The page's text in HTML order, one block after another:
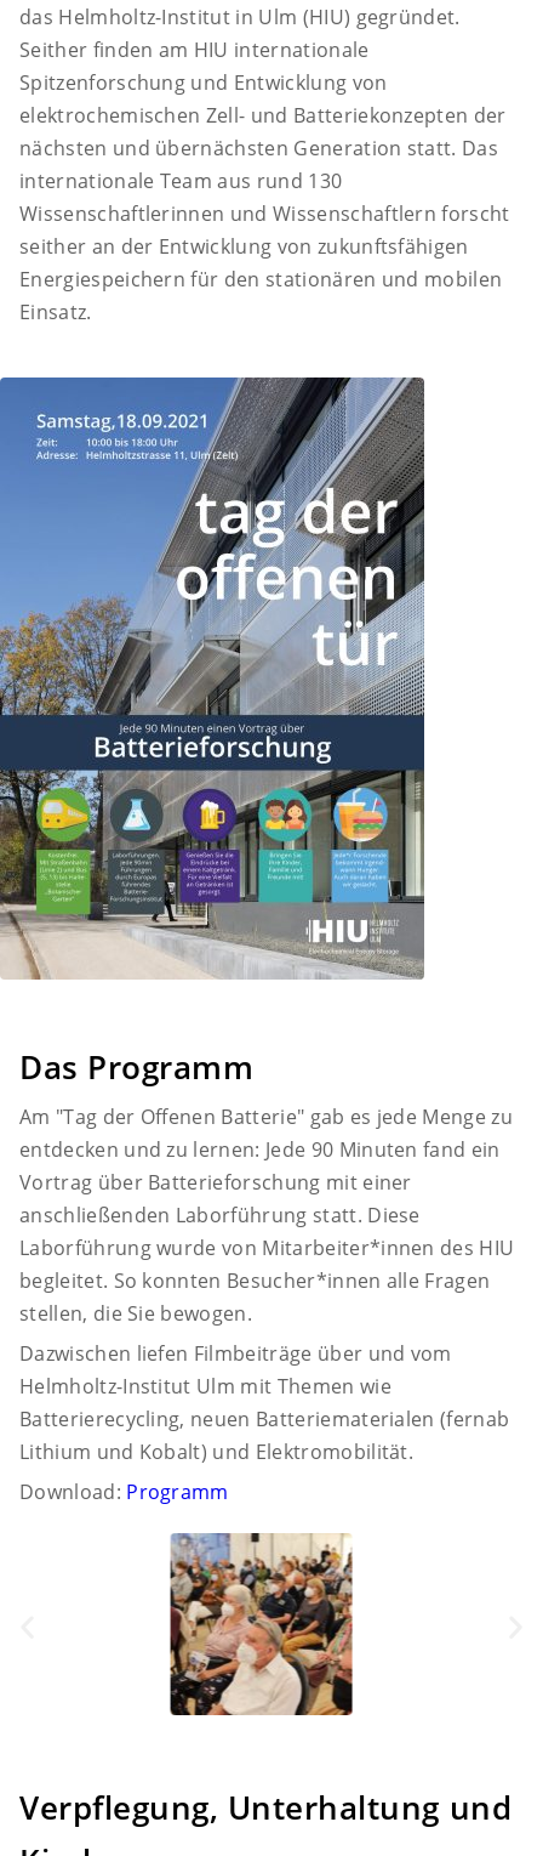
das Helmholtz-Institut in Ulm (HIU) gegründet.
Seither finden am HIU internationale
Spitzenforschung und Entwicklung von
elektrochemischen Zell- und Batteriekonzepten der
nächsten und übernächsten Generation statt. Das
internationale Team aus rund 130
Wissenschaftlerinnen und Wissenschaftlern forscht
seither an der Entwicklung von zukunftsfähigen
Energiespeichern für den stationären und mobilen
Einsatz.
Das Programm
Am "Tag der Offenen Batterie" gab es jede Menge zu
entdecken und zu lernen: Jede 90 Minuten fand ein
Vortrag über Batterieforschung mit einer
anschließenden Laborführung statt. Diese
Laborführung wurde von Mitarbeiter*innen des HIU
begleitet. So konnten Besucher*innen alle Fragen
stellen, die Sie bewogen.
Dazwischen liefen Filmbeiträge über und vom
Helmholtz-Institut Ulm mit Themen wie
Batterierecycling, neuen Batteriematerialen (fernab
Lithium und Kobalt) und Elektromobilität.
Download: Programm
Verpflegung, Unterhaltung und